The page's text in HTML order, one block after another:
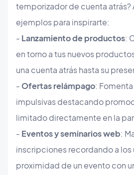
temporizador de cuenta atrás?
ejemplos para inspirarte:
- Lanzamiento de productos:
en torno a tus nuevos
una cuenta atrás hasta su
-Ofertas relámpago:
impulsivas destacando
limitado directamente en la
- Eventos y seminarios web:
inscripciones recordando a los
proximidad de un evento con